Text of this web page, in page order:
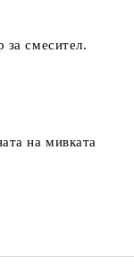
за смесител.
на мивката